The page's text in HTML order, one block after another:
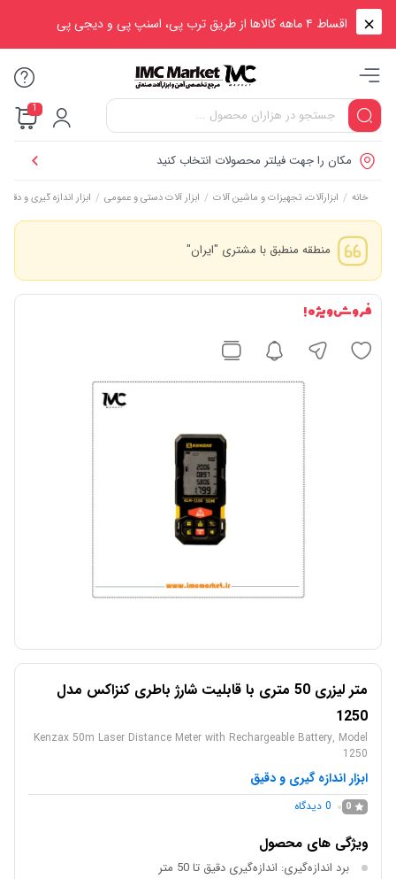
اقساط ۴ ماهه کالاها از طریق ترب پی، اسنپ پی و دیجی پی
1
مکان را جهت فیلتر محصولات انتخاب کنید
خانه / ابزارآلات، تجهیزات و ماشین آلات / ابزار آلات دستی و عمومی / ابزار اندازه گیری و دقیق
منطقه منطبق با مشتری "ایران"
فروش ویژه !
متر ليزری 50 متری با قابليت شارژ باطری کنزاکس مدل
1250
Kenzax 50m Laser Distance Meter with Rechargeable Battery, Model
1250
ابزار اندازه گیری و دقیق
0
0 دیدگاه
ویژگی های محصول
برد اندازه‌گیری: اندازه‌گیری دقیق تا 50 متر